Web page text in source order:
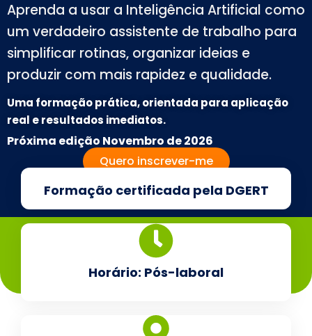
Aprenda a usar a Inteligência Artificial como
um verdadeiro assistente de trabalho para
simplificar rotinas, organizar ideias e
produzir com mais rapidez e qualidade.
Uma formação prática, orientada para aplicação
real e resultados imediatos.
Próxima edição Novembro de 2026
Quero inscrever-me
Formação certificada pela DGERT
Horário: Pós-laboral